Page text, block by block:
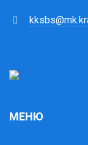
МЕНЮ